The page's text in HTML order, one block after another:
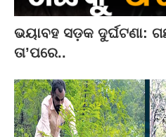
ଭୟାବହ ସଡ଼କ ଦୁର୍ଘଟଣା:
ତା’ପରେ..